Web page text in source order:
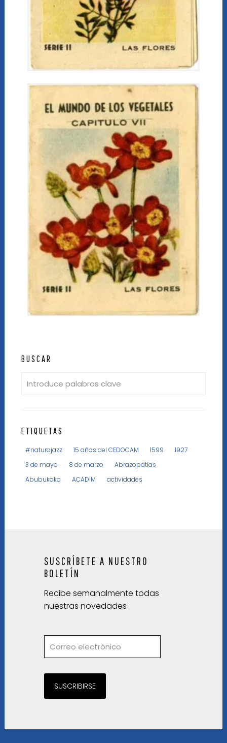
BUSCAR
ETIQUETAS
#naturajazz 15 años del CEDOCAM 1599
1927
3 de mayo
8 de marzo
Abrazopatías
Abubukaka
ACADIM actividades
SUSCRÍBETE A NUESTRO
BOLETÍN
Recibe semanalmente todas
nuestras novedades
SUSCRIBIRSE